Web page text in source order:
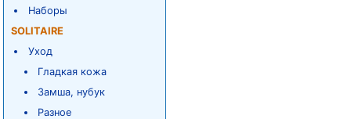
Наборы
SOLITAIRE
Уход
Гладкая кожа
Замша, нубук
Разное